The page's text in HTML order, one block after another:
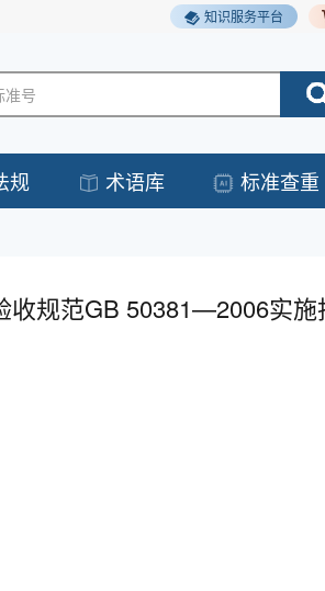
知识服务平台
准号
规 术语库 标准查重
收规范GB 50381—2006实施